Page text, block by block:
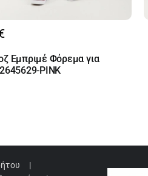
Εμπριμέ Φόρεμα για
PINK